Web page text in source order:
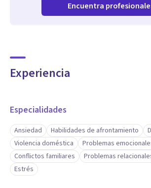
Encuentra
Experiencia
Especialidades
Ansiedad Habilidades de afrontamiento
Violencia doméstica
Problemas
Conflictos familiares
Problemas
Estrés